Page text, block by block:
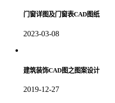
门窗详图及门窗表CAD图纸
2023-03-08
建筑装饰CAD图之图案设计
2019-12-27